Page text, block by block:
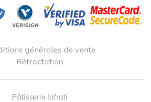
générales de vente
Rétractation
Pâtisserie Iafrati